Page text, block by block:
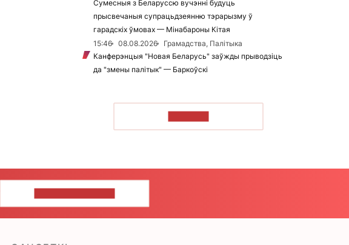
Сумесныя з Беларуссю вучэнні будуць
прысвечаныя супрацьдзеянню тэрарызму ў
гарадскіх ўмовах — Мінабароны Кітая
15:46
08.08.2026
Грамадства, Палітыка
Канферэнцыя "Новая Беларусь" заўжды прыводзіць
да "змены палітык" — Баркоўскі